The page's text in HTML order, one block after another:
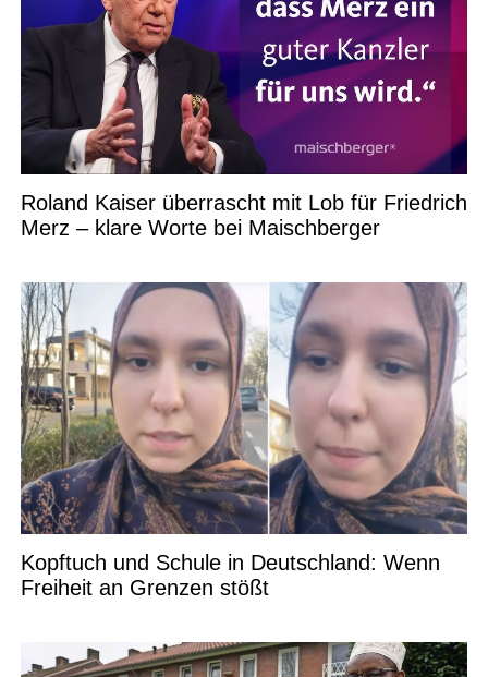
Roland Kaiser überrascht mit Lob für Friedrich
Merz – klare Worte bei Maischberger
Kopftuch und Schule in Deutschland: Wenn
Freiheit an Grenzen stößt